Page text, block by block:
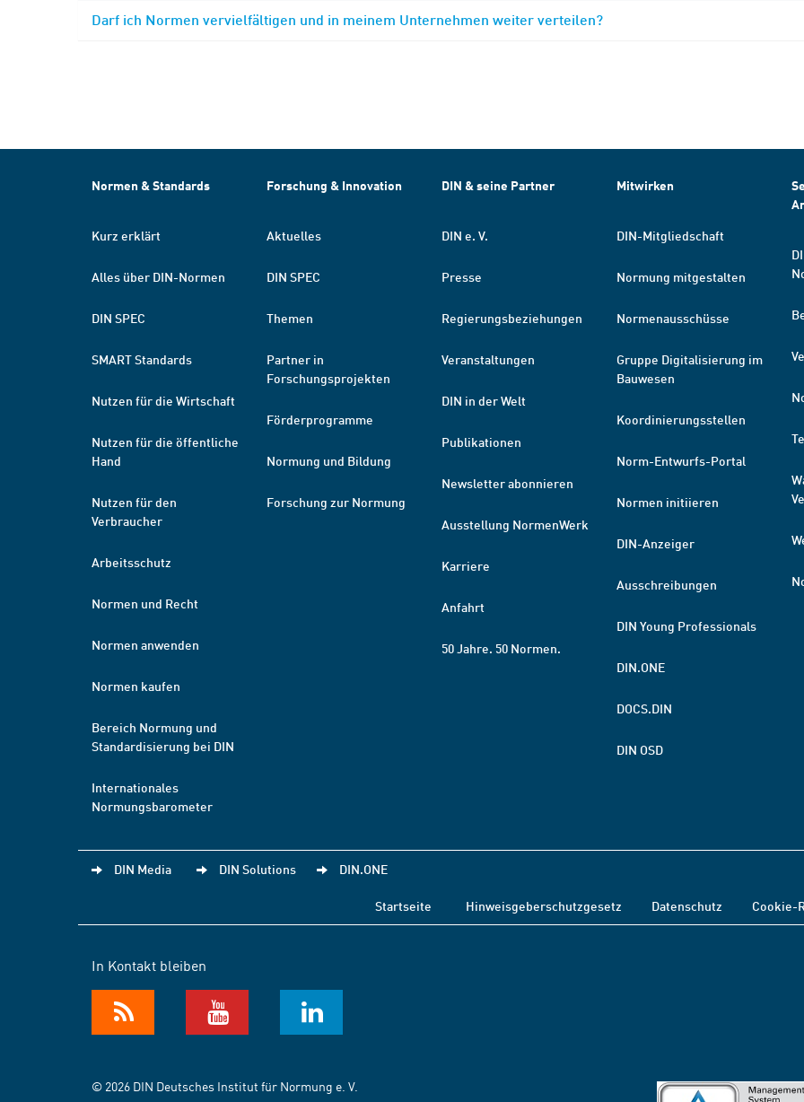
Darf ich Normen vervielfältigen und in meinem Unternehmen weiter verteilen?
Normen & Standards
Kurz erklärt
Alles über DIN-Normen
DIN SPEC
SMART Standards
Nutzen für die Wirtschaft
Nutzen für die öffentliche
Hand
Nutzen für den
Verbraucher
Arbeitsschutz
Normen und Recht
Normen anwenden
Normen kaufen
Bereich Normung und
Standardisierung bei DIN
Internationales
Normungsbarometer
Forschung & Innovation
Aktuelles
DIN SPEC
Themen
Partner in
Forschungsprojekten
Förderprogramme
Normung und Bildung
Forschung zur Normung
DIN & seine Partner
DIN e. V.
Presse
Regierungsbeziehungen
Veranstaltungen
DIN in der Welt
Publikationen
Newsletter abonnieren
Ausstellung NormenWerk
Karriere
Anfahrt
50 Jahre. 50 Normen.
Mitwirken
DIN-Mitgliedschaft
Normung mitgestalten
Normenausschüsse
Gruppe Digitalisierung im
Bauwesen
Koordinierungsstellen
Norm-Entwurfs-Portal
Normen initiieren
DIN-Anzeiger
Ausschreibungen
DIN Young Professionals
DIN.ONE
DOCS.DIN
DIN OSD
DIN Media DIN Solutions DIN.ONE
Startseite Hinweisgeberschutzgesetz Datenschutz Cookie-
In Kontakt bleiben
© 2026 DIN Deutsches Institut für Normung e. V.